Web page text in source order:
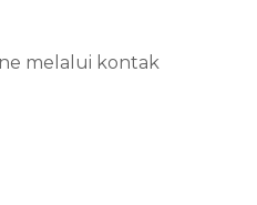
melalui kontak